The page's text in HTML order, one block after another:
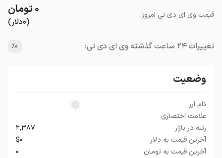
قیمت وی ای دی تی امروز:
(۰دلار)
۰تومان
تغییرات ۲۴ ساعت گذشته وی ای دی تی: ٪۰
وضعیت
نام ارز
علامت اختصاری
رتبه در بازار
۲,۳۸۷
آخرین قیمت به دلار
$۰
آخرین قیمت به تومان
۰